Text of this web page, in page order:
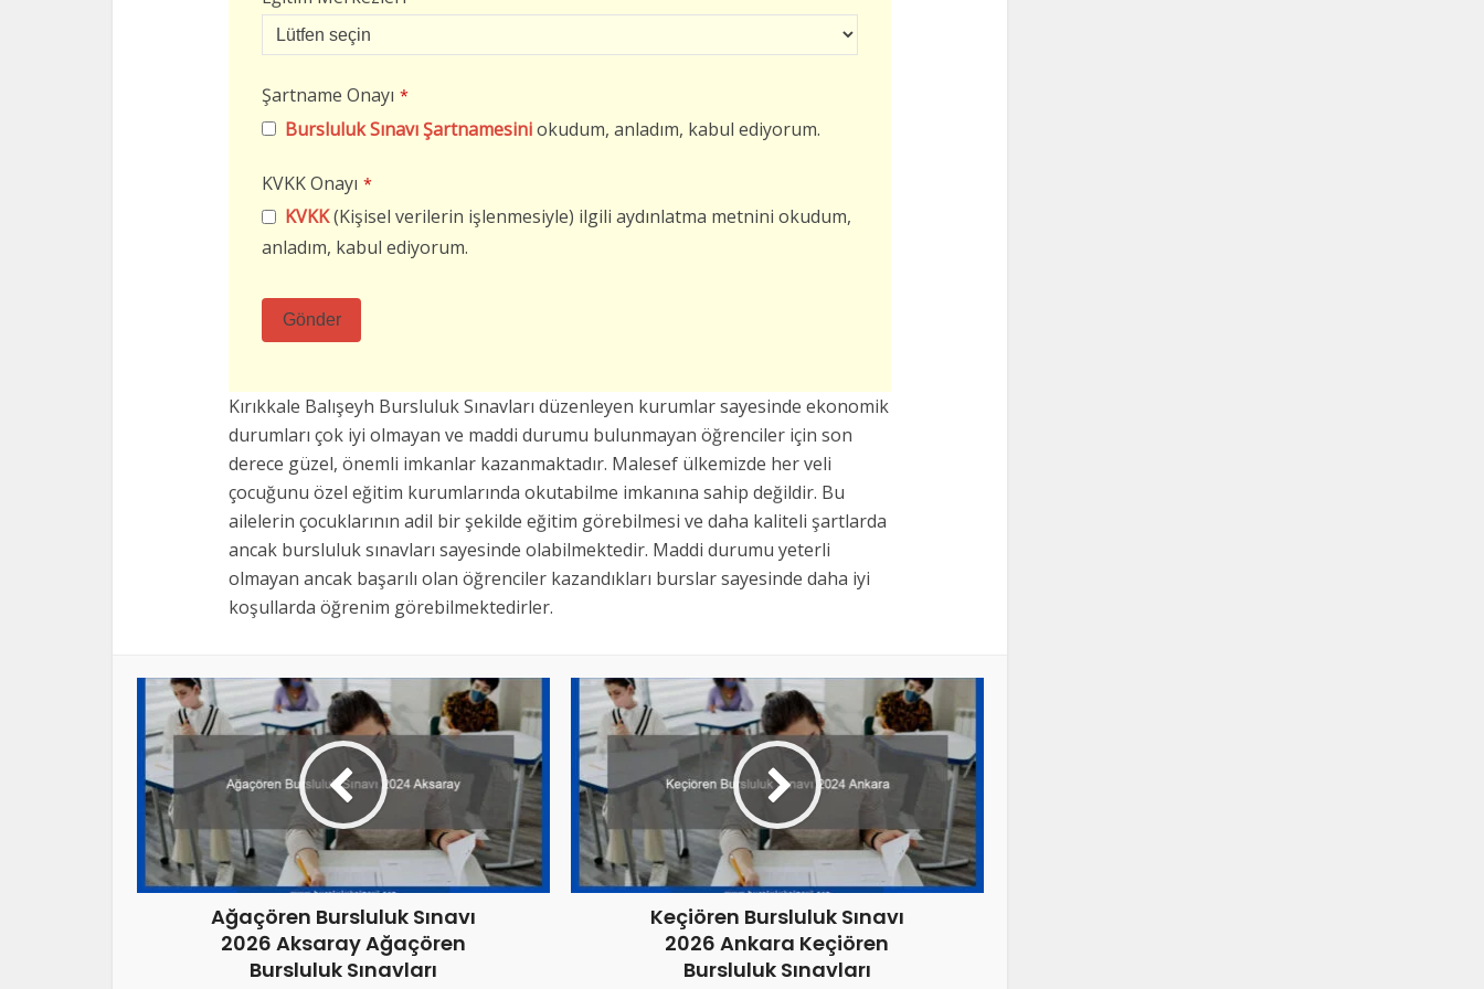
Şartname Onayı *
Bursluluk Sınavı Şartnamesiniokudum, anladım, kabul ediyorum.
KVKK Onayı *
KVKK(Kişisel verilerin işlenmesiyle) ilgili aydınlatma metnini okudum,
anladım, kabul ediyorum.
Gönder
alan
boş
bırakılmalıdır
Kırıkkale Balışeyh Bursluluk Sınavları düzenleyen kurumlar sayesinde ekonomik
durumları çok iyi olmayan ve maddi durumu bulunmayan öğrenciler için son
derece güzel, önemli imkanlar kazanmaktadır. Malesef ülkemizde her veli
çocuğunu özel eğitim kurumlarında okutabilme imkanına sahip değildir. Bu
ailelerin çocuklarının adil bir şekilde eğitim görebilmesi ve daha kaliteli şartlarda
ancak bursluluk sınavları sayesinde olabilmektedir. Maddi durumu yeterli
olmayan ancak başarılı olan öğrenciler kazandıkları burslar sayesinde daha iyi
koşullarda öğrenim görebilmektedirler.
Ağaçören Bursluluk Sınavı
2026 Aksaray Ağaçören
Bursluluk Sınavları
Keçiören Bursluluk Sınavı
2026 Ankara Keçiören
Bursluluk Sınavları